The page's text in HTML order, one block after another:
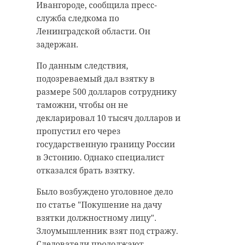
Ивангороде, сообщила пресс-
служба следкома по
Ленинградской области. Он
задержан.
По данным следствия,
подозреваемый дал взятку в
размере 500 долларов сотруднику
таможни, чтобы он не
декларировал 10 тысяч долларов и
пропустил его через
государственную границу России
в Эстонию. Однако специалист
отказался брать взятку.
Было возбуждено уголовное дело
по статье "Покушение на дачу
взятки должностному лицу".
Злоумышленник взят под стражу.